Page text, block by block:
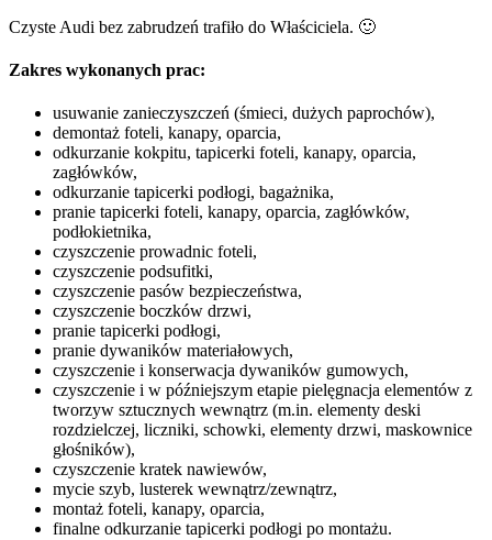
Czyste Audi bez zabrudzeń trafiło do Właściciela. 🙂
Zakres wykonanych prac:
usuwanie zanieczyszczeń (śmieci, dużych paprochów),
demontaż foteli, kanapy, oparcia,
odkurzanie kokpitu, tapicerki foteli, kanapy, oparcia,
zagłówków,
odkurzanie tapicerki podłogi, bagażnika,
pranie tapicerki foteli, kanapy, oparcia, zagłówków,
podłokietnika,
czyszczenie prowadnic foteli,
czyszczenie podsufitki,
czyszczenie pasów bezpieczeństwa,
czyszczenie boczków drzwi,
pranie tapicerki podłogi,
pranie dywaników materiałowych,
czyszczenie i konserwacja dywaników gumowych,
czyszczenie i w późniejszym etapie pielęgnacja elementów z
tworzyw sztucznych wewnątrz (m.in. elementy deski
rozdzielczej, liczniki, schowki, elementy drzwi, maskownice
głośników),
czyszczenie kratek nawiewów,
mycie szyb, lusterek wewnątrz/zewnątrz,
montaż foteli, kanapy, oparcia,
finalne odkurzanie tapicerki podłogi po montażu.